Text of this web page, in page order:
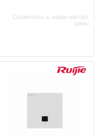
Свяжитесь с нами насчёт
цены